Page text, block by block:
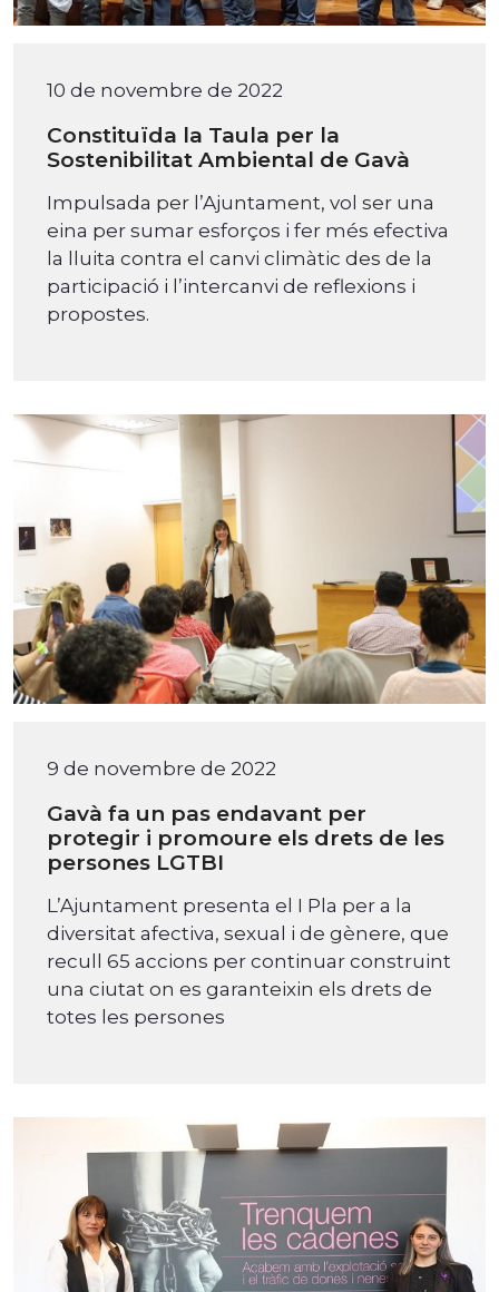
10 de novembre de 2022
Constituïda la Taula per la
Sostenibilitat Ambiental de Gavà
Impulsada per l’Ajuntament, vol ser una
eina per sumar esforços i fer més efectiva
la lluita contra el canvi climàtic des de la
participació i l’intercanvi de reflexions i
propostes.
9 de novembre de 2022
Gavà fa un pas endavant per
protegir i promoure els drets de les
persones LGTBI
L’Ajuntament presenta el I Pla per a la
diversitat afectiva, sexual i de gènere, que
recull 65 accions per continuar construint
una ciutat on es garanteixin els drets de
totes les persones